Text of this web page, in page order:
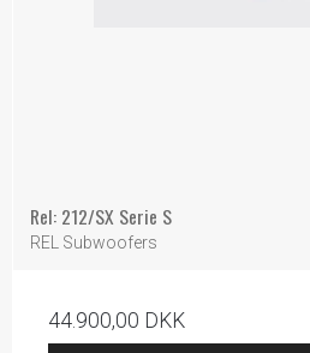
Rel: 212/SX Serie S
REL Subwoofers
44.900,00 DKK